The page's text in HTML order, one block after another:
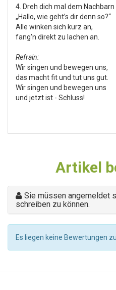
4. Dreh dich mal dem Nachbarn
„Hallo, wie geht’s dir denn so?“
Alle winken sich kurz an,
fang'n direkt zu lachen an.
Refrain:
Wir singen und bewegen uns,
das macht fit und tut uns gut.
Wir singen und bewegen uns
und jetzt ist - Schluss!
Artikel
Sie müssen angemeldet
schreiben zu können.
Es liegen keine Bewertungen